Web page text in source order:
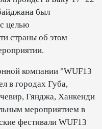
был
целью
страны об этом
компании "WUF13
в городах Губа,
Гянджа, Ханкенди
мероприятием в
фестивали WUF13